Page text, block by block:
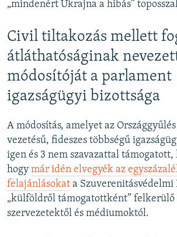
„mindenért Ukrajna a hibás”
Civil tiltakozás mellett
átláthatóságinak
módosítóját a parlament
igazságügyi bizottsága
A módosítás, amelyet az
vezetésű, fideszes többségű
igen és 3 nem szavazattal támogatott,
hogy már idén elvegyék az
felajánlásokat a
„külföldről támogatottként”
szervezetektől és médiumoktól.